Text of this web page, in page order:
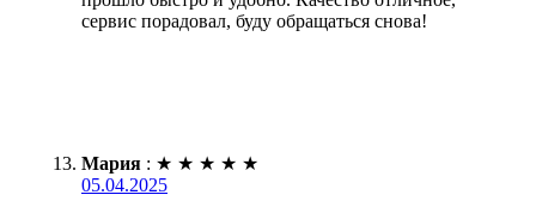
сервис порадовал, буду обращаться снова!
Мария : ★ ★ ★ ★ ★
05.04.2025